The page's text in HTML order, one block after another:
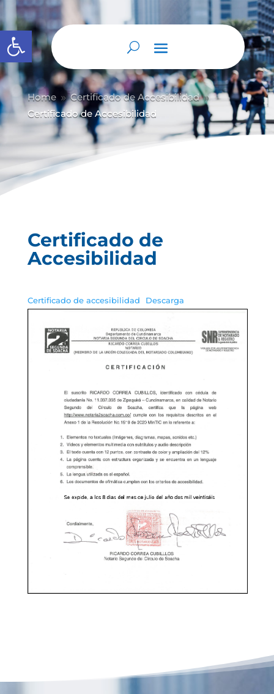
Abrir barra de herramientas
Home 9 Certificado de Accesibilidad 9
Certificado de Accesibilidad
Certificado de
Accesibilidad
Certificado de accesibilidad Descarga